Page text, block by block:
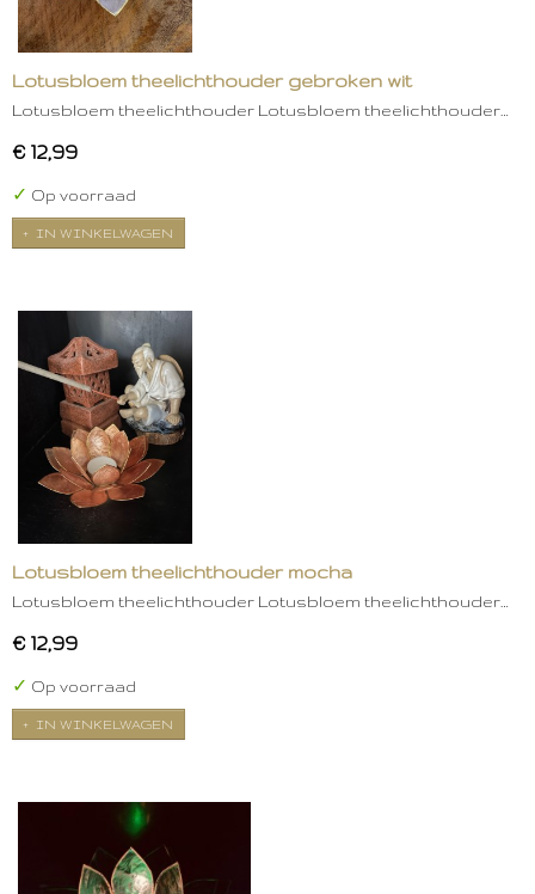
Lotusbloem theelichthouder gebroken wit
Lotusbloem theelichthouder Lotusbloem theelichthouder…
€ 12,99
✓ Op voorraad
IN WINKELWAGEN
Lotusbloem theelichthouder mocha
Lotusbloem theelichthouder Lotusbloem theelichthouder…
€ 12,99
✓ Op voorraad
IN WINKELWAGEN